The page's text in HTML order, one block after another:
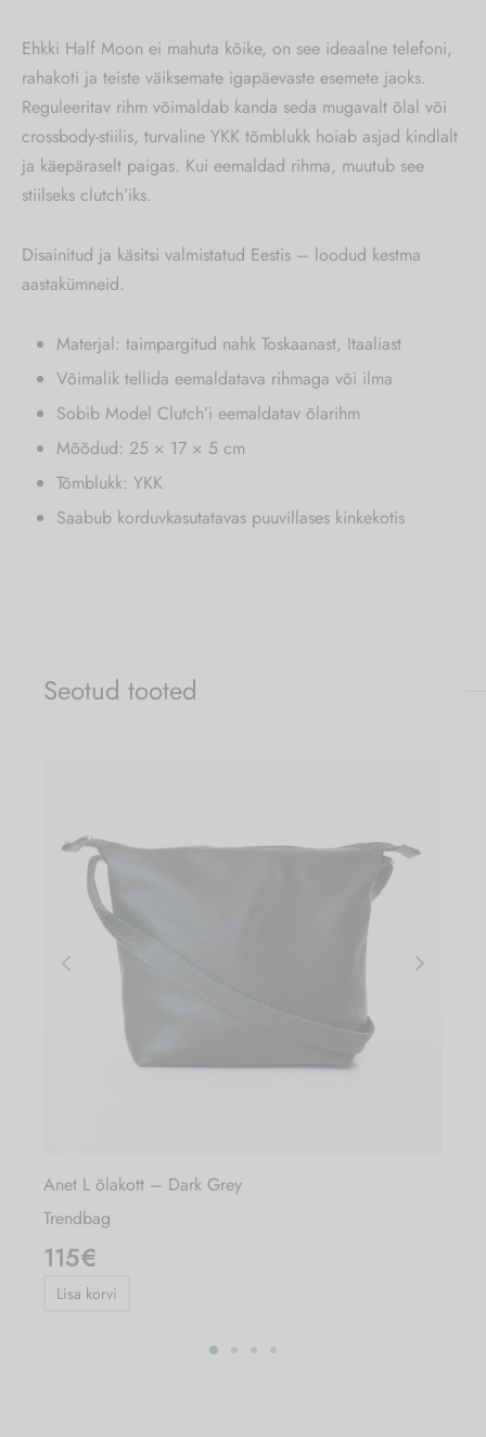
Ehkki Half Moon ei mahuta kõike, on see ideaalne telefoni,
rahakoti ja teiste väiksemate igapäevaste esemete jaoks.
Reguleeritav rihm võimaldab kanda seda mugavalt õlal või
crossbody-stiilis, turvaline YKK tõmblukk hoiab asjad kindlalt
ja käepäraselt paigas. Kui eemaldad rihma, muutub see
stiilseks clutch’iks.
Disainitud ja käsitsi valmistatud Eestis – loodud kestma
aastakümneid.
Materjal: taimpargitud nahk Toskaanast, Itaaliast
Võimalik tellida eemaldatava rihmaga või ilma
Sobib Model Clutch’i eemaldatav õlarihm
Mõõdud: 25 × 17 × 5 cm
Tõmblukk: YKK
Saabub korduvkasutatavas puuvillases kinkekotis
Seotud tooted
Anet L õlakott – Dark Grey
Trendbag
115€
Lisa korvi